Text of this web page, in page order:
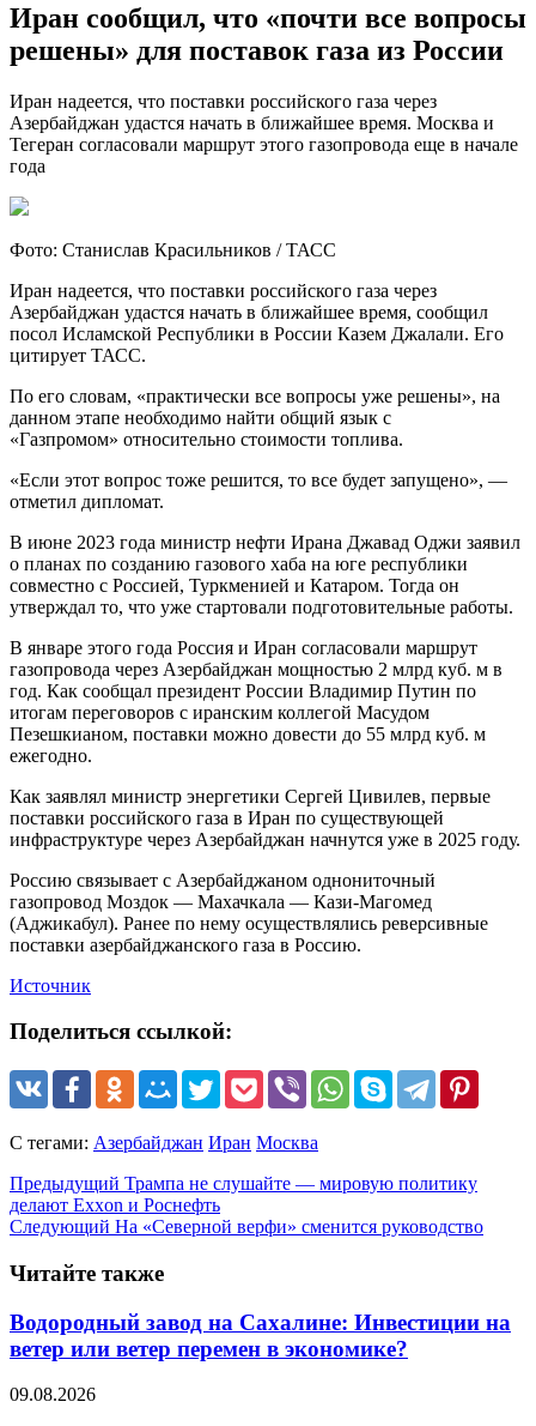
Иран сообщил, что «почти все вопросы
решены» для поставок газа из России
Иран надеется, что поставки российского газа через
Азербайджан удастся начать в ближайшее время. Москва и
Тегеран согласовали маршрут этого газопровода еще в начале
года
Фото: Станислав Красильников / ТАСС
Иран надеется, что поставки российского газа через
Азербайджан удастся начать в ближайшее время, сообщил
посол Исламской Республики в России Казем Джалали. Его
цитирует ТАСС.
По его словам, «практически все вопросы уже решены», на
данном этапе необходимо найти общий язык с
«Газпромом» относительно стоимости топлива.
«Если этот вопрос тоже решится, то все будет запущено», —
отметил дипломат.
В июне 2023 года министр нефти Ирана Джавад Оджи заявил
о планах по созданию газового хаба на юге республики
совместно с Россией, Туркменией и Катаром. Тогда он
утверждал то, что уже стартовали подготовительные работы.
В январе этого года Россия и Иран согласовали маршрут
газопровода через Азербайджан мощностью 2 млрд куб. м в
год. Как сообщал президент России Владимир Путин по
итогам переговоров с иранским коллегой Масудом
Пезешкианом, поставки можно довести до 55 млрд куб. м
ежегодно.
Как заявлял министр энергетики Сергей Цивилев, первые
поставки российского газа в Иран по существующей
инфраструктуре через Азербайджан начнутся уже в 2025 году.
Россию связывает с Азербайджаном однониточный
газопровод Моздок — Махачкала — Кази-Магомед
(Аджикабул). Ранее по нему осуществлялись реверсивные
поставки азербайджанского газа в Россию.
Источник
Поделиться ссылкой:
С тегами: Азербайджан Иран Москва
Предыдущий Трампа не слушайте — мировую политику
делают Exxon и Роснефть
Следующий На «Северной верфи» сменится руководство
Читайте также
Водородный завод на Сахалине: Инвестиции на
ветер или ветер перемен в экономике?
09.08.2026